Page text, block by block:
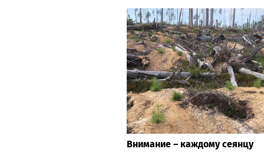
Внимание – каждому сеянцу